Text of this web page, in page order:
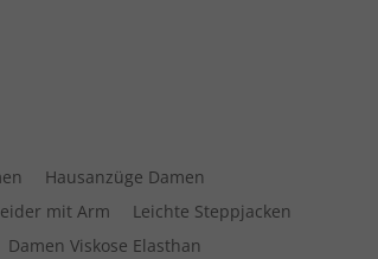
Hausanzüge Damen
mit Arm
Leichte Steppjacken
Damen Viskose Elasthan